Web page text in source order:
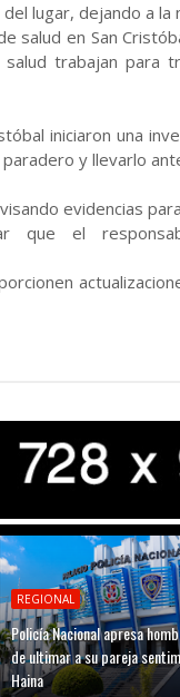
lugar, dejando a la
salud en San
trabajan para
iniciaron una
y llevarlo
evidencias
que el
REGIONAL
Policía Nacional apresa
de ultimar a su pareja
Haina